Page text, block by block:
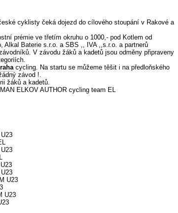
cyklisty čeká dojezd do cílového stoupání v Rakové a
prémie ve třetím okruhu o 1000,- pod Kotlem od
Alkal Baterie s.r.o. a SBS ,, IVA ,,s.r.o. a partnerů
V závodu žáků a kadetů jsou odměny připraveny
cycling. Na startu se můžeme těšit i na předloňského
závod !.
žáků a kadetů.
ELKOV AUTHOR cycling team EL
U23
U23